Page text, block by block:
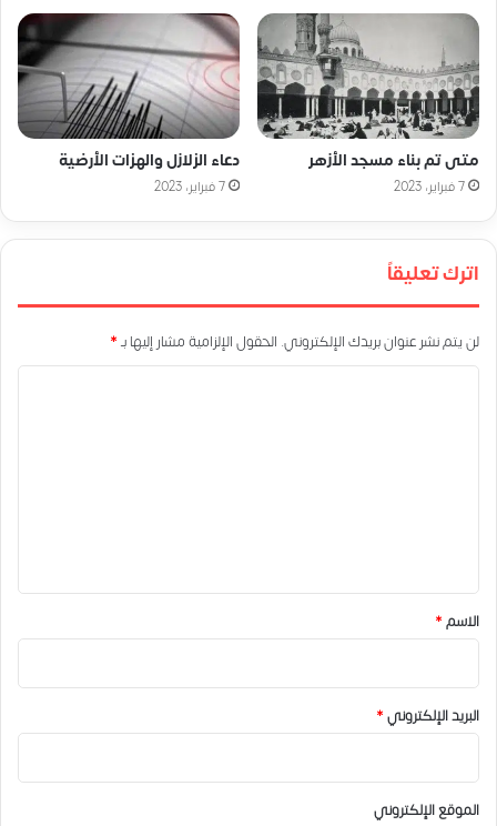
متى تم بناء مسجد الأزهر
7 فبراير، 2023
دعاء الزلازل والهزات الأرضية
7 فبراير، 2023
اترك تعليقاً
لن يتم نشر عنوان بريدك الإلكتروني. الحقول الإلزامية مشار إليها بـ*
*
الاسم*
البريد الإلكتروني*
الموقع الإلكتروني